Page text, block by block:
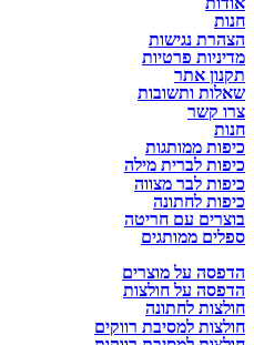
חנות
הצהרת נגישות
מדיניות פרטיות
תקנון אתר
שאלות ותשובות
צרו קשר
חנות
כיפות ממותגות
כיפות לברית מילה
כיפות לבר מצווה
כיפות לחתונה
בוצרים עם חריטה
ספלים ממותגים
הדפסה על מוצרים
הדפסה על חולצות
חולצות לחתונה
חולצות למסיבת רווקים